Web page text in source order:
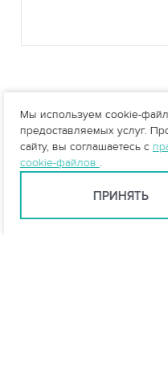
Мы используем cookie-
предоставляемых услуг.
сайту, вы соглашаетесь с
cookie-файлов .
ПРИНЯТЬ